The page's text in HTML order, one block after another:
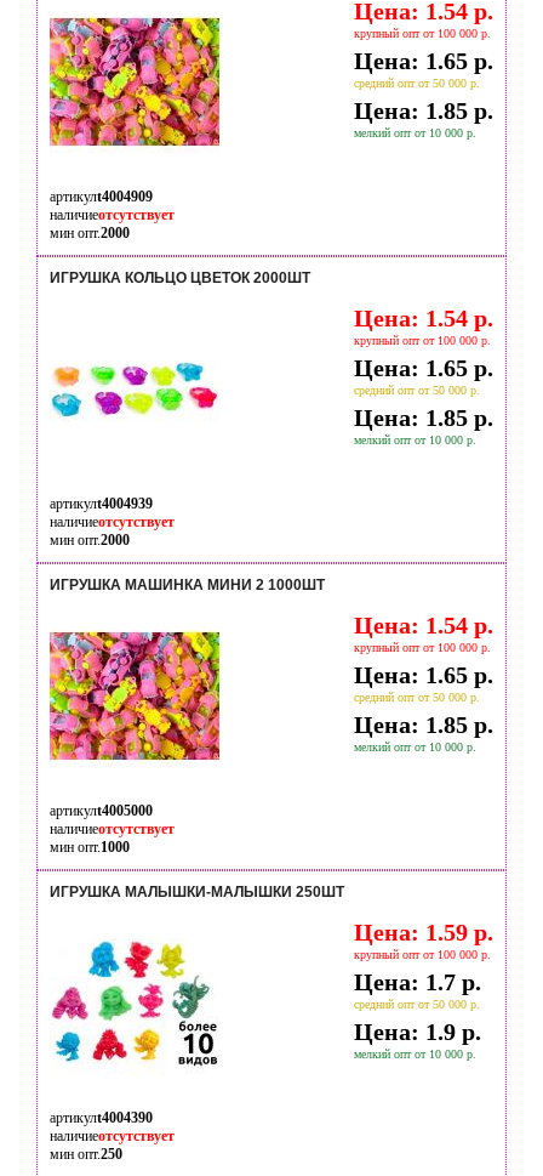
Цена: 1.54 р.
крупный опт от 100 000 р.
Цена: 1.65 р.
средний опт от 50 000 р.
Цена: 1.85 р.
мелкий опт от 10 000 р.
артикулt4004909
наличиеотсутствует
мин опт.2000
ИГРУШКА КОЛЬЦО ЦВЕТОК 2000ШТ
Цена: 1.54 р.
крупный опт от 100 000 р.
Цена: 1.65 р.
средний опт от 50 000 р.
Цена: 1.85 р.
мелкий опт от 10 000 р.
артикулt4004939
наличиеотсутствует
мин опт.2000
ИГРУШКА МАШИНКА МИНИ 2 1000ШТ
Цена: 1.54 р.
крупный опт от 100 000 р.
Цена: 1.65 р.
средний опт от 50 000 р.
Цена: 1.85 р.
мелкий опт от 10 000 р.
артикулt4005000
наличиеотсутствует
мин опт.1000
ИГРУШКА МАЛЫШКИ-МАЛЫШКИ 250ШТ
Цена: 1.59 р.
крупный опт от 100 000 р.
Цена: 1.7 р.
средний опт от 50 000 р.
Цена: 1.9 р.
мелкий опт от 10 000 р.
артикулt4004390
наличиеотсутствует
мин опт.250